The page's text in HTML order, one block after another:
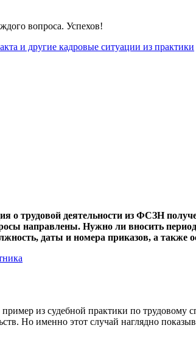
вопроса. Успехов!
и другие кадровые ситуации из практики
трудовой деятельности из ФСЗН
направлены. Нужно ли вносить
даты и номера приказов, а также
из судебной практики по
Но именно этот случай наглядно